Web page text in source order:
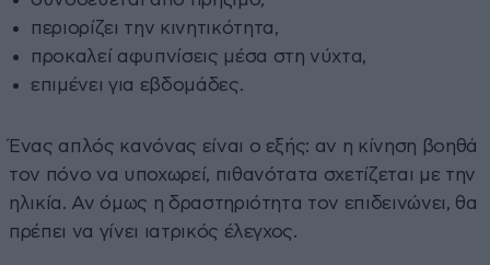
περιορίζει την κινητικότητα,
προκαλεί αφυπνίσεις μέσα στη νύχτα,
επιμένει για εβδομάδες.
Ένας απλός κανόνας είναι ο εξής: αν η κίνηση βοηθά
τον πόνο να υποχωρεί, πιθανότατα σχετίζεται με την
ηλικία. Αν όμως η δραστηριότητα τον επιδεινώνει, θα
πρέπει να γίνει ιατρικός έλεγχος.